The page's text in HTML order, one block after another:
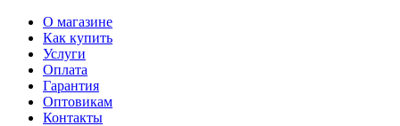
О магазине
Как купить
Услуги
Оплата
Гарантия
Оптовикам
Контакты